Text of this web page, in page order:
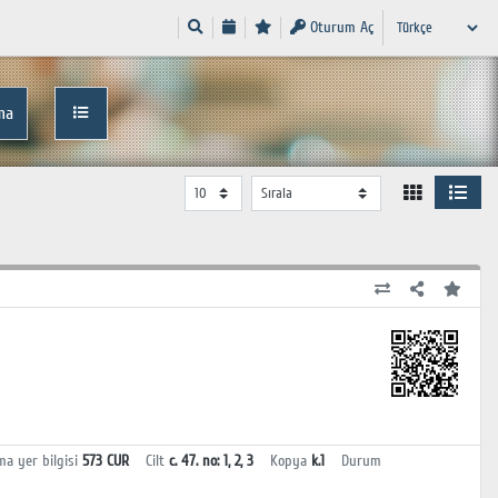
Oturum Aç
yer bilgisi 573 CUR Cilt c. 47. no: 1, 2, 3 Kopya k.1
Durum